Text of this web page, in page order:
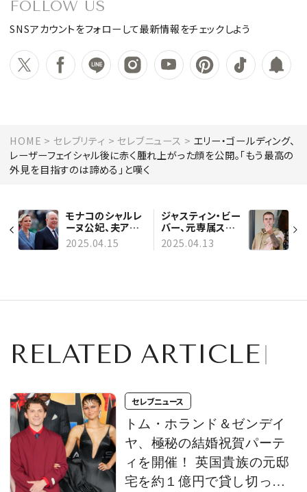
FOLLOW US
SNSアカウントをフォローして最新情報をチェックしよう
HOME セレブリティ セレブニュース
エリー・ゴールディング、
レーザーフェイシャル後に赤く腫れ上がった顔を公開。「もう最高の
外見を目指すのは諦める」と嘆く
モナコのシャルレ
ーヌ公妃、夫アル
ベール大公と腕を
組む激レアな瞬間
2025.04.15
ジャスティン・ビー
バー、元専属スタ
イリストと対立！
共に立ち上げたア
呼びかけ、新たな
2025.04.13
RELATED ARTICLE
セレブニュース
トム・ホランド＆ゼンデイ
ヤ、極秘の結婚祝賀パーテ
ィを開催！ 英国貴族の元邸
宅を約１億円で貸し切っ